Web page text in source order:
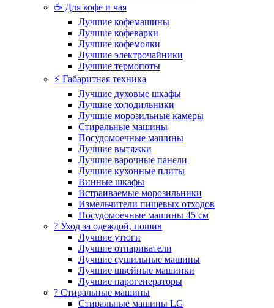
☕ Для кофе и чая
Лучшие кофемашины
Лучшие кофеварки
Лучшие кофемолки
Лучшие электрочайники
Лучшие термопоты
⚡ Габаритная техника
Лучшие духовые шкафы
Лучшие холодильники
Лучшие морозильные камеры
Стиральные машины
Посудомоечные машины
Лучшие вытяжки
Лучшие варочные панели
Лучшие кухонные плиты
Винные шкафы
Встраиваемые морозильники
Измельчители пищевых отходов
Посудомоечные машины 45 см
? Уход за одеждой, пошив
Лучшие утюги
Лучшие отпариватели
Лучшие сушильные машины
Лучшие швейные машинки
Лучшие парогенераторы
? Стиральные машины
Стиральные машины LG